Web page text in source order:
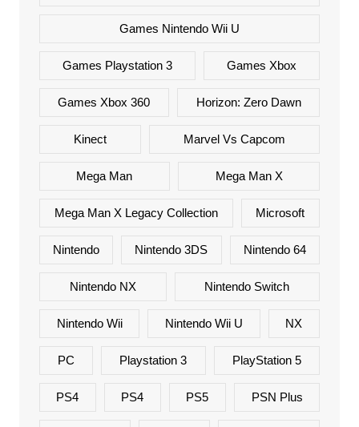
Games Nintendo Wii U
Games Playstation 3 Games Xbox
Games Xbox 360 Horizon: Zero Dawn
Kinect Marvel Vs Capcom
Mega Man Mega Man X
Mega Man X Legacy Collection Microsoft
Nintendo Nintendo 3DS Nintendo 64
Nintendo NX Nintendo Switch
Nintendo Wii Nintendo Wii U NX
PC Playstation 3 PlayStation 5
PS4 PS4 PS5 PSN Plus